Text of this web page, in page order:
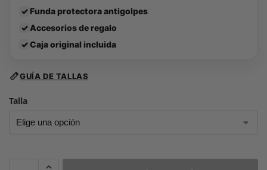
✓ Funda protectora antigolpes
✓ Accesorios de regalo
✓Caja original incluida
GUÍA DE TALLAS
Talla